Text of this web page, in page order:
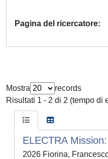
Pagina del ricercatore
Mostra
records
Risultati 1 - 2 di 2 (tempo di
ELECTRA
2026 Fiorina,